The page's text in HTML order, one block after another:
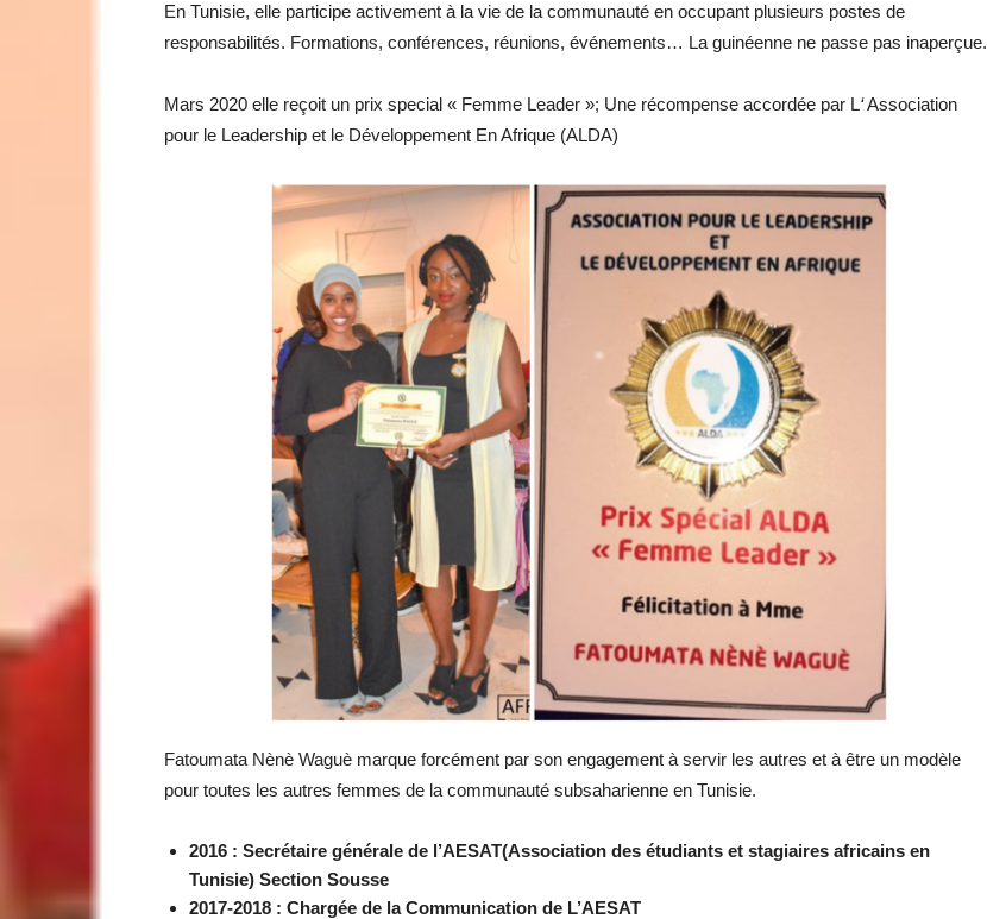
En Tunisie, elle participe activement à la vie de la communauté en occupant plusieurs postes de
responsabilités. Formations, conférences, réunions, événements… La guinéenne ne passe pas inaperçue.
Mars 2020 elle reçoit un prix special « Femme Leader »; Une récompense accordée par L‘Association
pour le Leadership et le Développement En Afrique (ALDA)
Fatoumata Nènè Waguè marque forcément par son engagement à servir les autres et à être un modèle
pour toutes les autres femmes de la communauté subsaharienne en Tunisie.
2016 : Secrétaire générale de l’AESAT(Association des étudiants et stagiaires africains en
Tunisie) Section Sousse
2017-2018 : Chargée de la Communication de L’AESAT